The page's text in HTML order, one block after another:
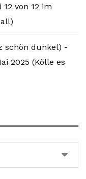
12 von 12 im
schön dunkel) -
2025 (Kölle es